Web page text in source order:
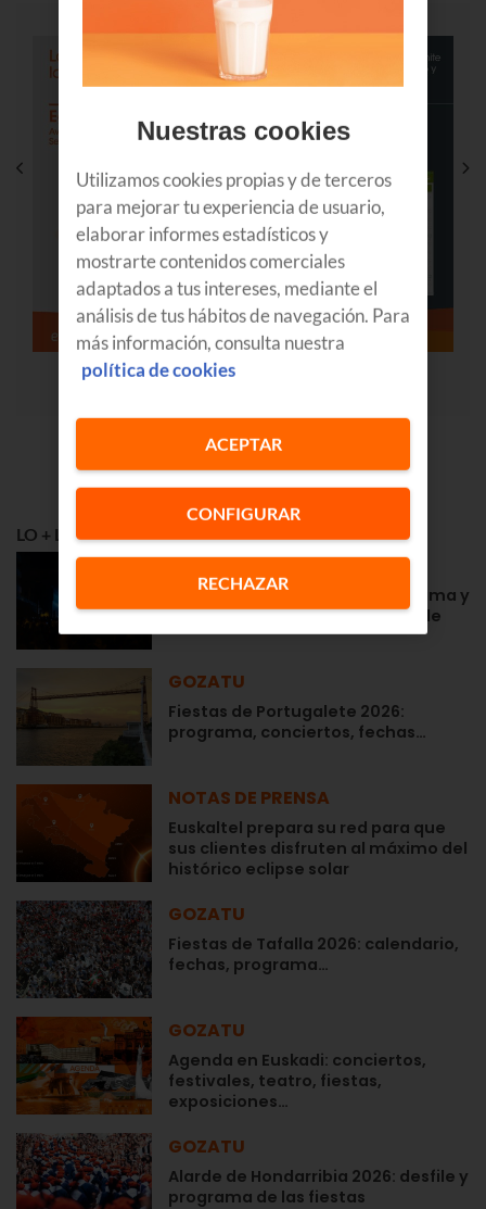
LO + LEÍDO
GOZATU
Fiestas en Zarautz 2026: programa y
conciertos de la Semana Grande
GOZATU
Fiestas de Portugalete 2026:
programa, conciertos, fechas…
NOTAS DE PRENSA
Euskaltel prepara su red para que
sus clientes disfruten al máximo del
histórico eclipse solar
GOZATU
Fiestas de Tafalla 2026: calendario,
fechas, programa…
GOZATU
Agenda en Euskadi: conciertos,
festivales, teatro, fiestas,
exposiciones…
GOZATU
Alarde de Hondarribia 2026: desfile y
programa de las fiestas
Nuestras cookies
Utilizamos cookies propias y de terceros
para mejorar tu experiencia de usuario,
elaborar informes estadísticos y
mostrarte contenidos comerciales
adaptados a tus intereses, mediante el
análisis de tus hábitos de navegación. Para
más información, consulta nuestra
política de cookies
CONFIGURAR
RECHAZAR
ACEPTAR